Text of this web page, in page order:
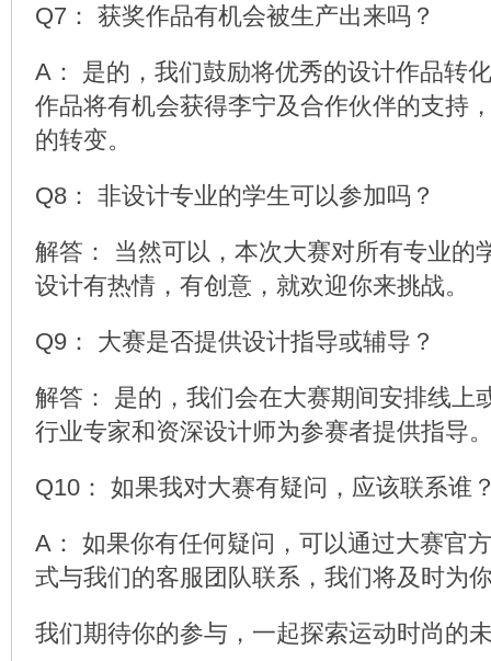
Q7： 获奖作品有机会被生产出来吗？
A： 是的，我们鼓励将优秀的设计作品转
作品将有机会获得李宁及合作伙伴的支持
的转变。
Q8： 非设计专业的学生可以参加吗？
解答： 当然可以，本次大赛对所有专业的
设计有热情，有创意，就欢迎你来挑战。
Q9： 大赛是否提供设计指导或辅导？
解答： 是的，我们会在大赛期间安排线上
行业专家和资深设计师为参赛者提供指导
Q10： 如果我对大赛有疑问，应该联系谁
A： 如果你有任何疑问，可以通过大赛官
式与我们的客服团队联系，我们将及时为
我们期待你的参与，一起探索运动时尚的